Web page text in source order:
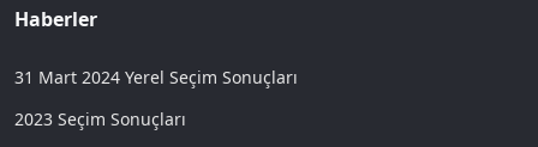
Haberler
31 Mart 2024 Yerel Seçim Sonuçları
2023 Seçim Sonuçları